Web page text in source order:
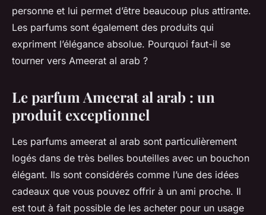
femme
lucinde• 16 janvier 2024•2 min de lecture
personne et lui permet d’être beaucoup plus attirante.
Les parfums sont également des produits qui
expriment l’élégance absolue. Pourquoi faut-il se
tourner vers Ameerat al arab ?
Le parfum Ameerat al arab : un
produit exceptionnel
Les parfums ameerat al arab sont particulièrement
logés dans de très belles bouteilles avec un bouchon
élégant. Ils sont considérés comme l’une des idées
cadeaux que vous pouvez offrir à un ami proche. Il
est tout à fait possible de les acheter pour un usage